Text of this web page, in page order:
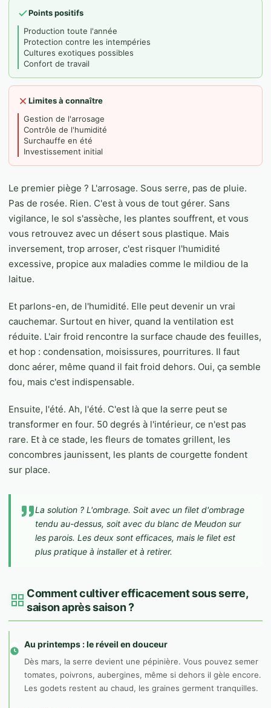
Points positifs
Production toute l'année
Protection contre les intempéries
Cultures exotiques possibles
Confort de travail
Limites à connaître
Gestion de l'arrosage
Contrôle de l'humidité
Surchauffe en été
Investissement initial
Le premier piège ? L'arrosage. Sous serre, pas de pluie.
Pas de rosée. Rien. C'est à vous de tout gérer. Sans
vigilance, le sol s'assèche, les plantes souffrent, et vous
vous retrouvez avec un désert sous plastique. Mais
inversement, trop arroser, c'est risquer l'humidité
excessive, propice aux maladies comme le mildiou de la
laitue.
Et parlons-en, de l'humidité. Elle peut devenir un vrai
cauchemar. Surtout en hiver, quand la ventilation est
réduite. L'air froid rencontre la surface chaude des feuilles,
et hop : condensation, moisissures, pourritures. Il faut
donc aérer, même quand il fait froid dehors. Oui, ça semble
fou, mais c'est indispensable.
Ensuite, l'été. Ah, l'été. C'est là que la serre peut se
transformer en four. 50 degrés à l'intérieur, ce n'est pas
rare. Et à ce stade, les fleurs de tomates grillent, les
concombres jaunissent, les plants de courgette fondent
sur place.
La solution ? L'ombrage. Soit avec un filet d'ombrage
tendu au-dessus, soit avec du blanc de Meudon sur
les parois. Les deux sont efficaces, mais le filet est
plus pratique à installer et à retirer.
Comment cultiver efficacement sous serre,
saison après saison ?
Au printemps : le réveil en douceur
Dès mars, la serre devient une pépinière. Vous pouvez semer
tomates, poivrons, aubergines, même si dehors il gèle encore.
Les godets restent au chaud, les graines germent tranquilles.